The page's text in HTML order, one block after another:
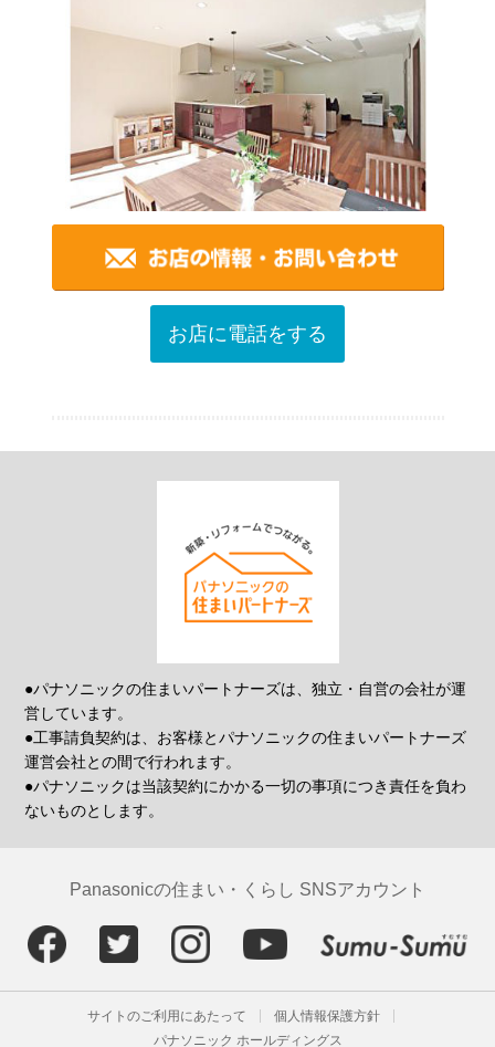
お店に電話をする
●パナソニックの住まいパートナーズは、独立・自営の会社が運
営しています。
●工事請負契約は、お客様とパナソニックの住まいパートナーズ
運営会社との間で行われます。
●パナソニックは当該契約にかかる一切の事項につき責任を負わ
ないものとします。
Panasonicの住まい・くらし SNSアカウント
サイトのご利用にあたって
個人情報保護方針
パナソニック ホールディングス